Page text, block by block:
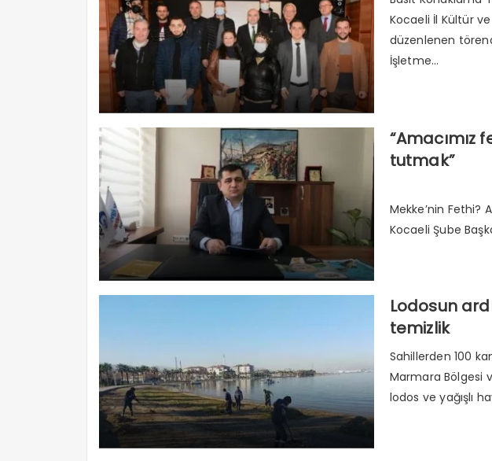
Kocaeli İl Kültür
düzenlenen
İşletme...
“Amacımız
tutmak”
Mekke’nin Fethi?
Kocaeli Şube
Lodosun
temizlik
Sahillerden 100
Marmara Bölgesi
lodos ve yağışlı